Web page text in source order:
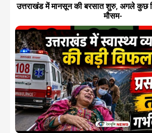
उत्तराखंड में मानसून की बरसात शुरु, अगले कुछ
मौसम-